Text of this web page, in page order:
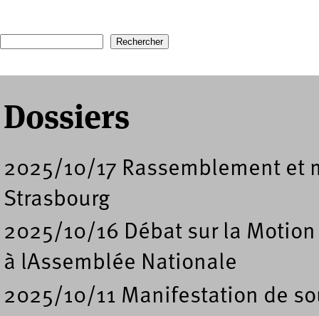
Formulaire de recherche
Dossiers
2025/10/17 Rassemblement et
Strasbourg
2025/10/16 Débat sur la
à lAssemblée Nationale
2025/10/11 Manifestation de